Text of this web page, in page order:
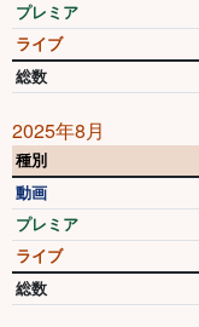
プレミア
ライブ
総数
2025年8月
種別
動画
プレミア
ライブ
総数